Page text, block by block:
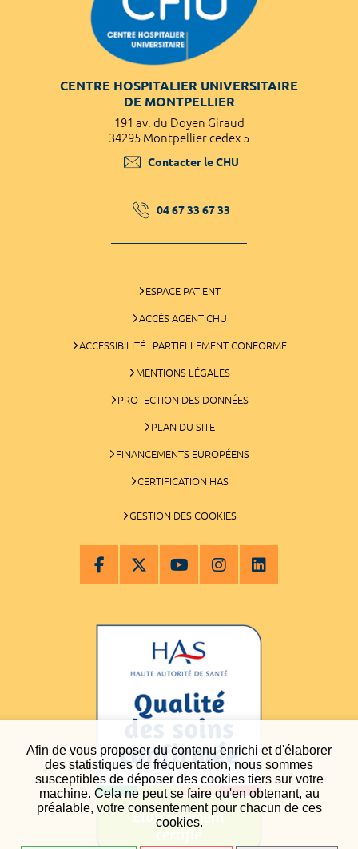
Afin de vous proposer du contenu enrichi et d'élaborer
des statistiques de fréquentation, nous sommes
susceptibles de déposer des cookies tiers sur votre
machine. Cela ne peut se faire qu'en obtenant, au
préalable, votre consentement pour chacun de ces
cookies.
CENTRE HOSPITALIER UNIVERSITAIRE
DE MONTPELLIER
191 av. du Doyen Giraud
34295 Montpellier cedex 5
Contacter le CHU
04 67 33 67 33
ESPACE PATIENT
ACCÈS AGENT CHU
ACCESSIBILITÉ : PARTIELLEMENT CONFORME
MENTIONS LÉGALES
PROTECTION DES DONNÉES
PLAN DU SITE
FINANCEMENTS EUROPÉENS
CERTIFICATION HAS
GESTION DES COOKIES